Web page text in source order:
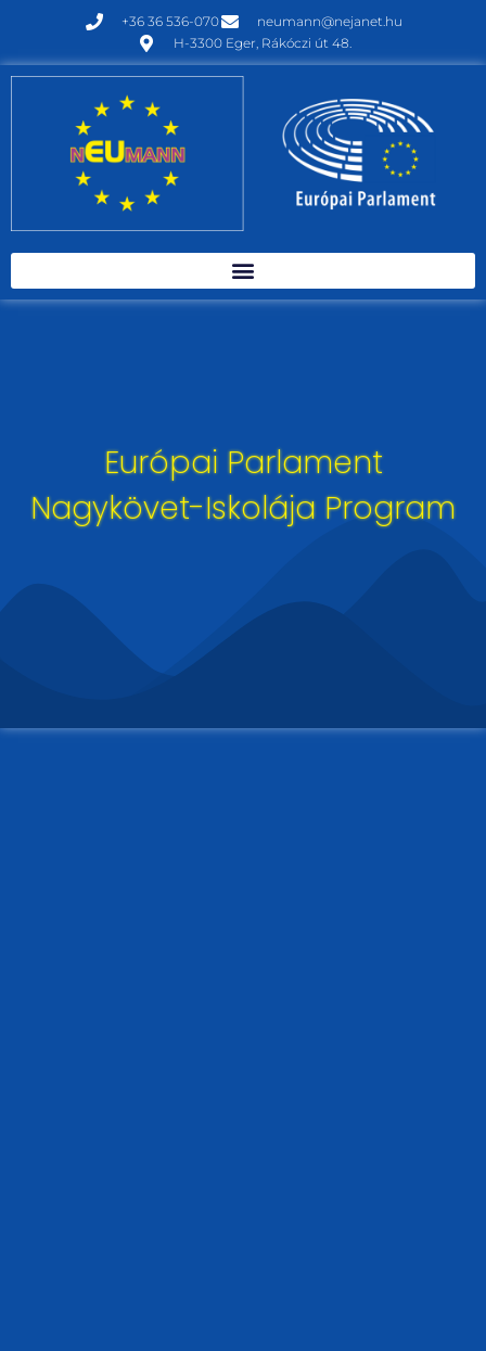
+36 36 536-070
neumann@nejanet.hu
H-3300 Eger, Rákóczi út 48.
Európai Parlament
Nagykövet-Iskolája Program